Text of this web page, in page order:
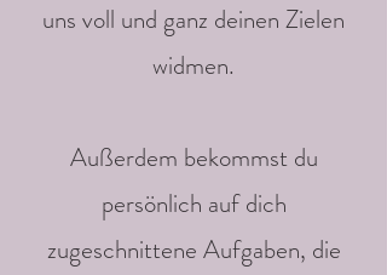
uns voll und ganz deinen Zielen
widmen.
Außerdem bekommst du
persönlich auf dich
zugeschnittene Aufgaben, die